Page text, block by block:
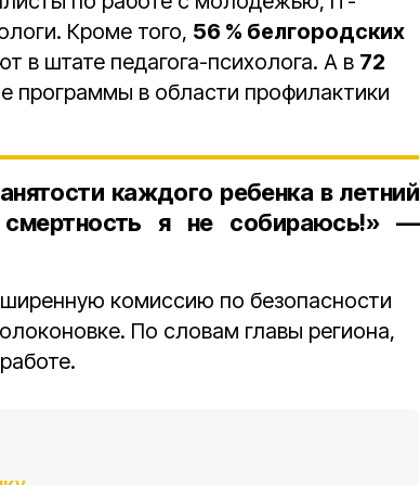
Кроме того, 56 % белгородских
в штате педагога-психолога. А в 72
программы в области профилактики
каждого ребенка в летний
я не собираюсь!» —
комиссию по безопасности
По словам главы региона,